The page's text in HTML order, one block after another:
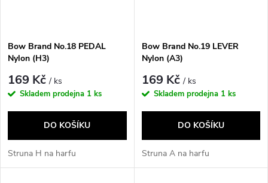
Bow Brand No.18 PEDAL
Nylon (H3)
169 Kč/ ks
Skladem prodejna 1 ks
DO KOŠÍKU
Struna H na harfu
Bow Brand No.19 LEVER
Nylon (A3)
169 Kč/ ks
Skladem prodejna 1 ks
DO KOŠÍKU
Struna A na harfu